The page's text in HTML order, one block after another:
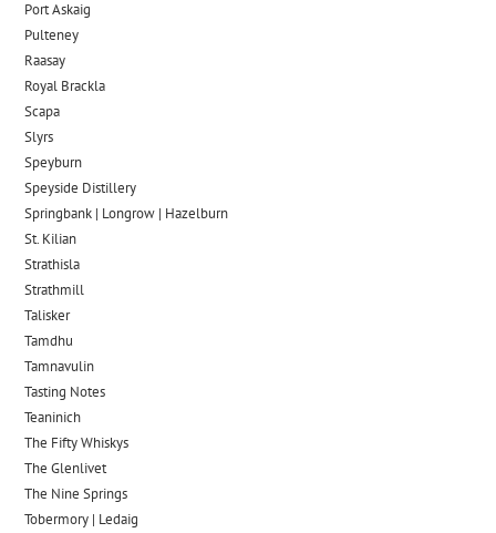
Port Askaig
Pulteney
Raasay
Royal Brackla
Scapa
Slyrs
Speyburn
Speyside Distillery
Springbank | Longrow | Hazelburn
St. Kilian
Strathisla
Strathmill
Talisker
Tamdhu
Tamnavulin
Tasting Notes
Teaninich
The Fifty Whiskys
The Glenlivet
The Nine Springs
Tobermory | Ledaig